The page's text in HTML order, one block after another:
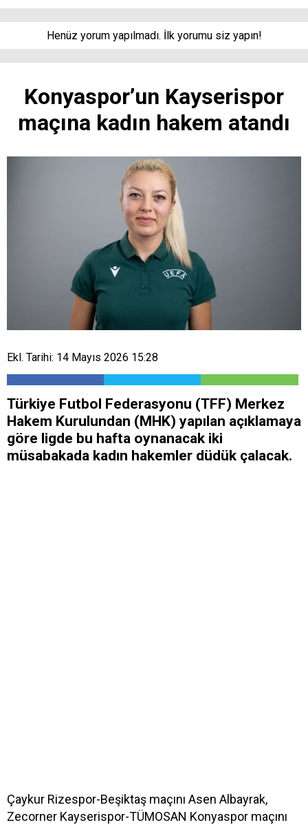
Henüz yorum yapılmadı. İlk yorumu siz yapın!
Konyaspor’un Kayserispor
maçına kadın hakem atandı
Ekl. Tarihi: 14 Mayıs 2026 15:28
Türkiye Futbol Federasyonu (TFF) Merkez
Hakem Kurulundan (MHK) yapılan açıklamaya
göre ligde bu hafta oynanacak iki
müsabakada kadın hakemler düdük çalacak.
Çaykur Rizespor-Beşiktaş maçını Asen Albayrak,
Zecorner Kayserispor-TÜMOSAN Konyaspor maçını